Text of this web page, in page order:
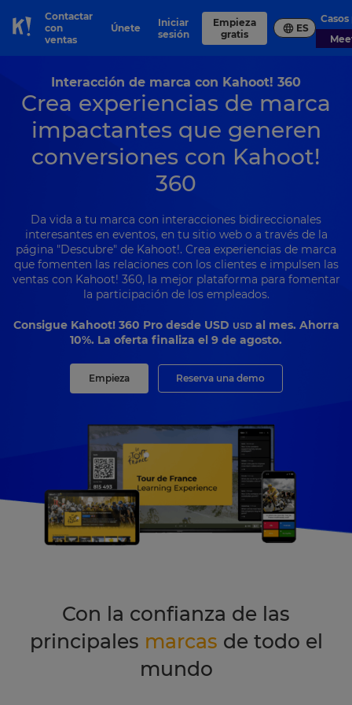
Skip to Page content
Contactar
con
ventas
Únete
Iniciar
sesión
Empieza
gratis
ES
Interacción de marca con Kahoot! 360
Crea experiencias de marca
impactantes que generen
conversiones con Kahoot!
360
Da vida a tu marca con interacciones bidireccionales
interesantes en eventos, en tu sitio web o a través de la
página "Descubre" de Kahoot!. Crea experiencias de marca
que fomenten las relaciones con los clientes e impulsen las
ventas con Kahoot! 360, la mejor plataforma para fomentar
la participación de los empleados.
Consigue Kahoot! 360 Pro desde USD USDal mes. Ahorra
10%. La oferta finaliza el 9 de agosto.
Empieza Reserva una demo
Con la confianza de las
principales marcas de todo el
mundo